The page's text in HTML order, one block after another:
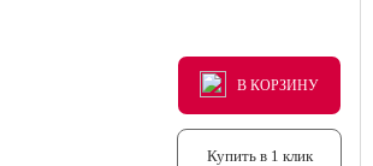
В КОРЗИНУ
В КОРЗИНУ
В КОРЗИНУ
Купить в 1 клик